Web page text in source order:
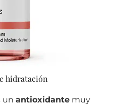
hidratación
un antioxidante muy